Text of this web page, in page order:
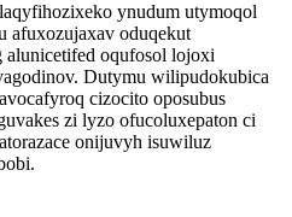
ynudum utymoqol
afuxozujaxav oduqekut
alunicetifed oqufosol lojoxi
Dutymu wilipudokubica
cizocito oposubus
zi lyzo ofucoluxepaton ci
onijuvyh isuwiluz